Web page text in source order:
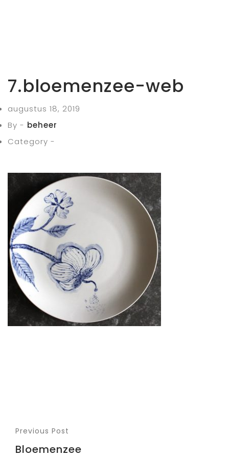
7.bloemenzee-web
augustus 18, 2019
By - beheer
Category -
Previous Post
Bloemenzee